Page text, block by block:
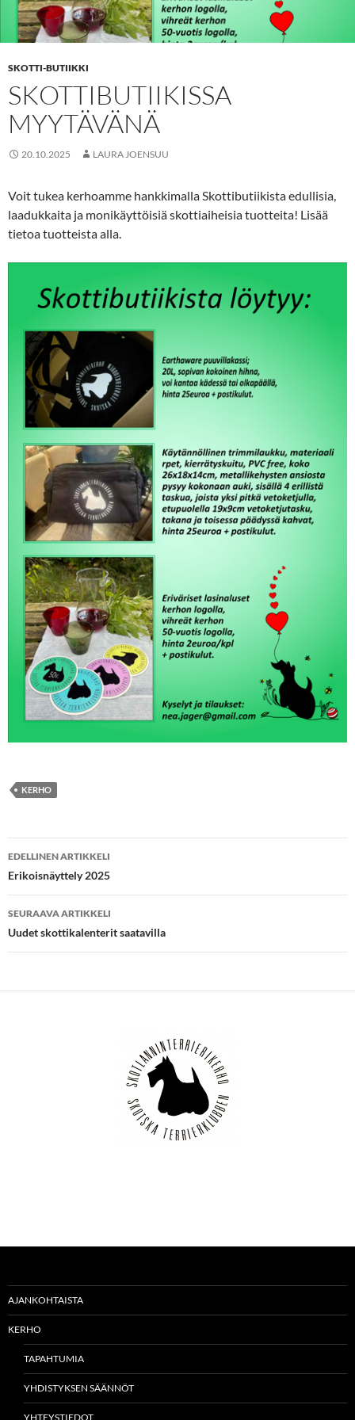
SKOTTI-BUTIIKKI
SKOTTIBUTIIKISSA
MYYTÄVÄNÄ
20.10.2025 LAURA JOENSUU
Voit tukea kerhoamme hankkimalla Skottibutiikista edullisia,
laadukkaita ja monikäyttöisiä skottiaiheisia tuotteita! Lisää
tietoa tuotteista alla.
KERHO
Artikkelien
selaus
EDELLINEN ARTIKKELI
Erikoisnäyttely 2025
SEURAAVA ARTIKKELI
Uudet skottikalenterit saatavilla
AJANKOHTAISTA
KERHO
TAPAHTUMIA
YHDISTYKSEN SÄÄNNÖT
YHTEYSTIEDOT